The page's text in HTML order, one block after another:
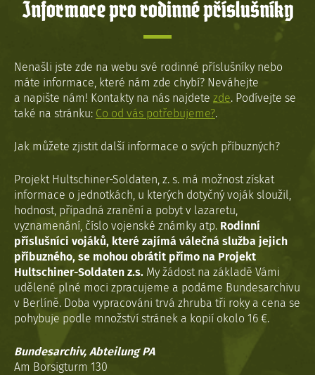
Informace pro rodinné příslušníky
Nenašli jste zde na webu své rodinné příslušníky nebo
máte informace, které nám zde chybí? Neváhejte
a napište nám! Kontakty na nás najdete zde. Podívejte se
také na stránku: Co od vás potřebujeme?.
Jak můžete zjistit další informace o svých příbuzných?
Projekt Hultschiner-Soldaten, z. s. má možnost získat
informace o jednotkách, u kterých dotyčný voják sloužil,
hodnost, případná zranění a pobyt v lazaretu,
vyznamenání, číslo vojenské známky atp. Rodinní
příslušníci vojáků, které zajímá válečná služba jejich
příbuzného, se mohou obrátit přímo na Projekt
Hultschiner-Soldaten z.s. My žádost na základě Vámi
udělené plné moci zpracujeme a podáme Bundesarchivu
v Berlíně. Doba vypracováni trvá zhruba tři roky a cena se
pohybuje podle množství stránek a kopií okolo 16 €.
Bundesarchiv, Abteilung PA
Am Borsigturm 130